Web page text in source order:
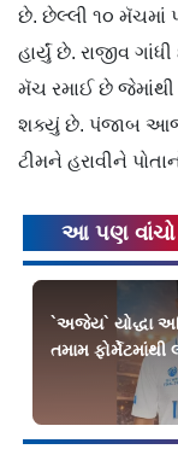
છે. છેલ્લી ૧૦ મૅચમાં
હાર્યું છે. રાજીવ
મૅચ રમાઈ છે
શક્યું છે. પંજાબ આજે
ટીમને હરાવીને
આ પણ વાંચો
`અજેય` યોદ્ધા
તમામ ફોર્મેટમાંથી